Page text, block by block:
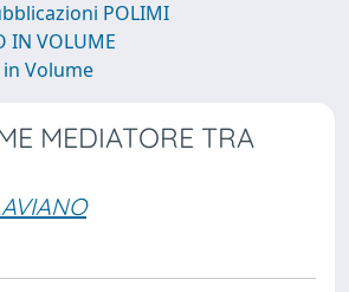
POLIMI
IN VOLUME
Volume
MEDIATORE TRA